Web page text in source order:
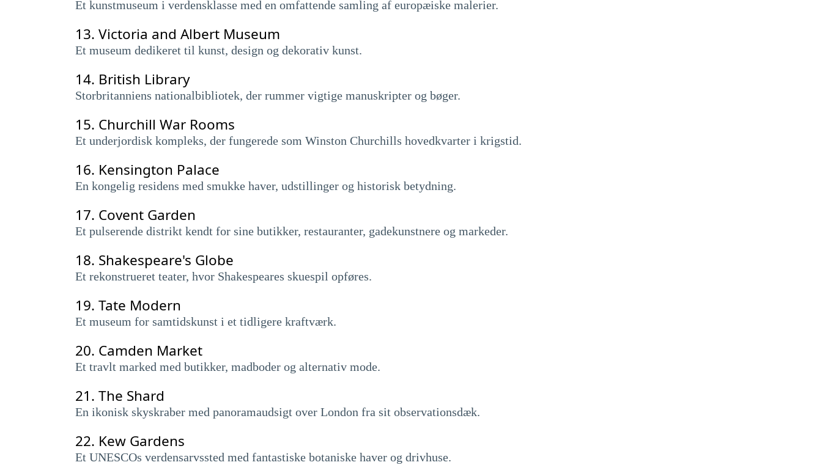
Et kunstmuseum i verdensklasse med en omfattende samling af europæiske malerier.
13. Victoria and Albert Museum
Et museum dedikeret til kunst, design og dekorativ kunst.
14. British Library
Storbritanniens nationalbibliotek, der rummer vigtige manuskripter og bøger.
15. Churchill War Rooms
Et underjordisk kompleks, der fungerede som Winston Churchills hovedkvarter i krigstid.
16. Kensington Palace
En kongelig residens med smukke haver, udstillinger og historisk betydning.
17. Covent Garden
Et pulserende distrikt kendt for sine butikker, restauranter, gadekunstnere og markeder.
18. Shakespeare's Globe
Et rekonstrueret teater, hvor Shakespeares skuespil opføres.
19. Tate Modern
Et museum for samtidskunst i et tidligere kraftværk.
20. Camden Market
Et travlt marked med butikker, madboder og alternativ mode.
21. The Shard
En ikonisk skyskraber med panoramaudsigt over London fra sit observationsdæk.
22. Kew Gardens
Et UNESCOs verdensarvssted med fantastiske botaniske haver og drivhuse.